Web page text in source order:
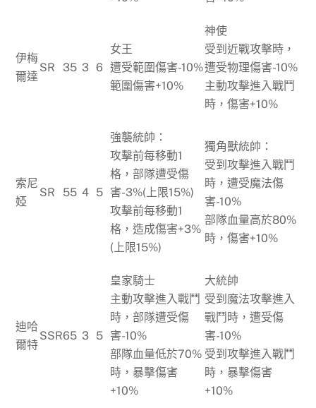
伊梅
爾達
SR 35 3 6
女王
遭受範圍傷害-10%
範圍傷害+10%
神使
受到近戰攻擊時，
遭受物理傷害-10%
主動攻擊進入戰鬥
時，傷害+10%
索尼
婭
SR 55 4 5
強襲統帥：
攻擊前每移動1
格，部隊遭受傷
害-3%(上限15%)
攻擊前每移動1
格，造成傷害+3%
(上限15%)
獨角獸統帥：
受到攻擊進入戰鬥
時，遭受魔法傷
害-10%
部隊血量高於80%
時，傷害+10%
迪哈
爾特
SSR65 3 5
皇家騎士
主動攻擊進入戰鬥
時，部隊遭受傷
害-10%
部隊血量低於70%
時，暴擊傷害
+10%
大統帥
受到魔法攻擊進入
戰鬥時，遭受傷
害-10%
受到攻擊進入戰鬥
時，暴擊傷害
+10%